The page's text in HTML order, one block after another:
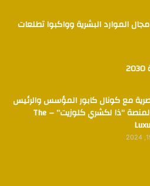
الموارد البشرية وواكبوا تطلعات
مع كونال كابور المؤسس والرئيس
التنفيذي لمنصة “ذا لكشري كلوزيت” – The